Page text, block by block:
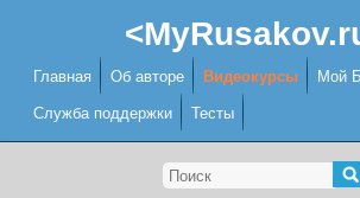
Главная Об авторе Видеокурсы Мой
Служба поддержки Тесты